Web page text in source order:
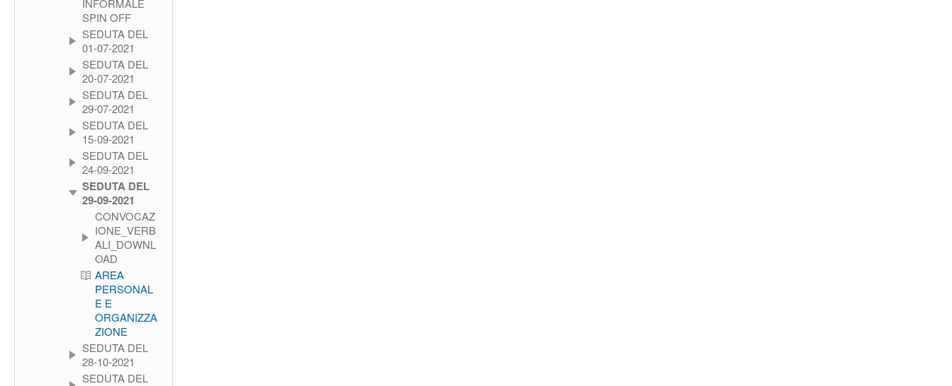
INFORMALE
SPIN OFF
SEDUTA DEL
01-07-2021
SEDUTA DEL
20-07-2021
SEDUTA DEL
29-07-2021
SEDUTA DEL
15-09-2021
SEDUTA DEL
24-09-2021
SEDUTA DEL
29-09-2021
CONVOCAZ
IONE_VERB
ALI_DOWNL
OAD
AREA
PERSONAL
E E
ORGANIZZA
ZIONE
SEDUTA DEL
28-10-2021
SEDUTA DEL